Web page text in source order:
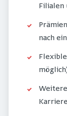
Filialen
nach